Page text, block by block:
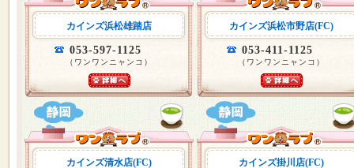
カインズ浜松雄踏店
053-597-1125
（ワンワンニャンコ）
カインズ浜松市野店(FC)
053-411-1125
（ワンワンニャンコ）
カインズ清水店(FC) カインズ掛川店(FC)